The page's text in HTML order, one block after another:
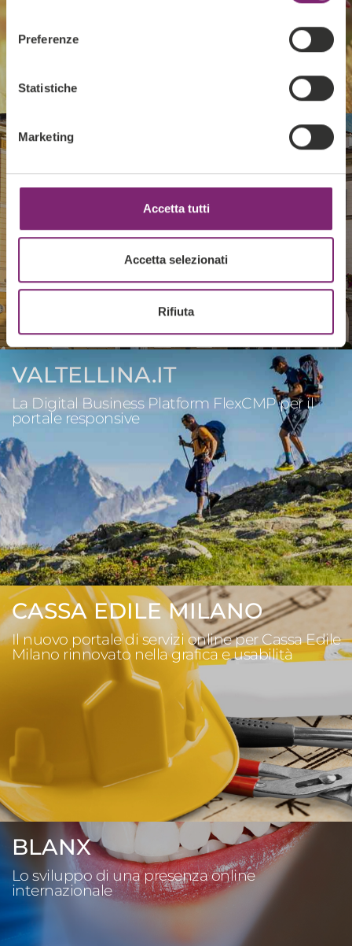
Preferenze
Statistiche
Marketing
Accetta tutti
Accetta selezionati
Rifiuta
BANCA POPOLARE DI
Scopri le soluzioni personalizzate di web
application sviluppate per la Banca
VALTELLINA.IT
La Digital Business Platform FlexCMP per il
portale responsive
CASSA EDILE MILANO
Il nuovo portale di servizi online per Cassa Edile
Milano rinnovato nella grafica e usabilità
BLANX
Lo sviluppo di una presenza online
internazionale